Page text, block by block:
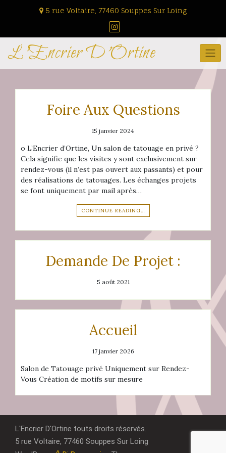
5 rue Voltaire, 77460 Souppes Sur Loing
L'Encrier D'Ortine
Foire Aux Questions
15 janvier 2024
o L’Encrier d’Ortine, Un salon de tatouage en privé ?
Cela signifie que les visites y sont exclusivement sur
rendez-vous (il n’est pas ouvert aux passants) et pour
des réalisations de tatouages. Les échanges projets
se font uniquement par mail après…
CONTINUE READING…
Demande De Projet :
5 août 2021
Accueil
17 janvier 2026
Salon de Tatouage privé Uniquement sur Rendez-
Vous Création de motifs sur mesure
L'Encrier D'Ortine touts droits réservés.
5 rue Voltaire, 77460 Souppes Sur Loing